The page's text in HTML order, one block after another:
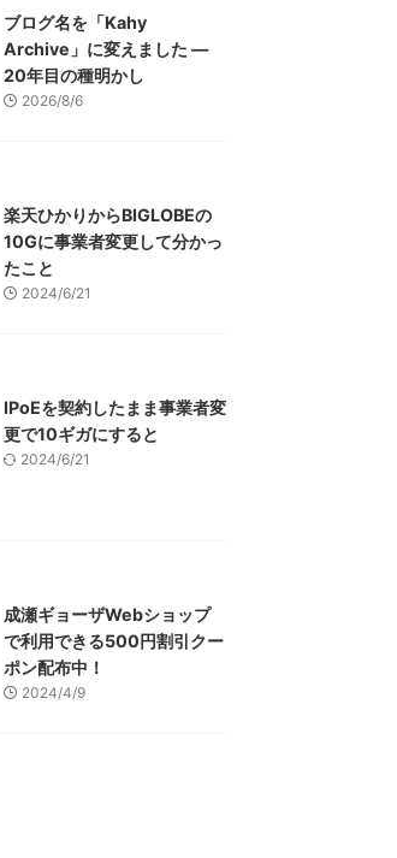
ブログ名を「Kahy
Archive」に変えました ―
20年目の種明かし
2026/8/6
楽天ひかりからBIGLOBEの
10Gに事業者変更して分かっ
たこと
2024/6/21
IPoEを契約したまま事業者変
更で10ギガにすると
2024/6/21
成瀬ギョーザWebショップ
で利用できる500円割引クー
ポン配布中！
2024/4/9